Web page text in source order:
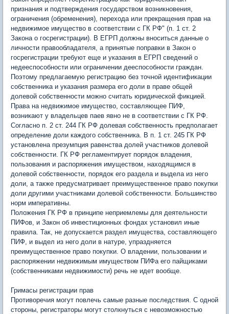
признания и подтверждения государством возникновения,
ограничения (обременения), перехода или прекращения прав на
недвижимое имущество в соответствии с ГК РФ" (п. 1 ст. 2
Закона о госрегистрации). В ЕГРП должны вноситься данные о
личности правообладателя, а принятые поправки в Закон о
госрегистрации требуют еще и указания в ЕГРП сведений о
недееспособности или ограничении дееспособности граждан.
Поэтому предлагаемую регистрацию без точной идентификации
собственника и указания размера его доли в праве общей
долевой собственности можно считать юридической фикцией.
Права на недвижимое имущество, составляющее ПИФ,
возникают у владельцев паев явно не в соответствии с ГК РФ.
Согласно п. 2 ст. 244 ГК РФ долевая собственность предполагает
определение доли каждого собственника. В п. 1 ст. 245 ГК РФ
установлена презумпция равенства долей участников долевой
собственности. ГК РФ регламентирует порядок владения,
пользования и распоряжения имуществом, находящимся в
долевой собственности, порядок его раздела и выдела из него
доли, а также предусматривает преимущественное право покупки
доли другими участниками долевой собственности. Большинство
норм императивны.
Положения ГК РФ в принципе неприемлемы для деятельности
ПИФов, и Закон об инвестиционных фондах установил иные
правила. Так, не допускается раздел имущества, составляющего
ПИФ, и выдел из него доли в натуре, упраздняется
преимущественное право покупки. О владении, пользовании и
распоряжении недвижимым имуществом ПИФа его пайщиками
(собственниками недвижимости) речь не идет вообще.
Гримасы регистрации прав
Противоречия могут повлечь самые разные последствия. С одной
стороны, регистраторы могут столкнуться с невозможностью